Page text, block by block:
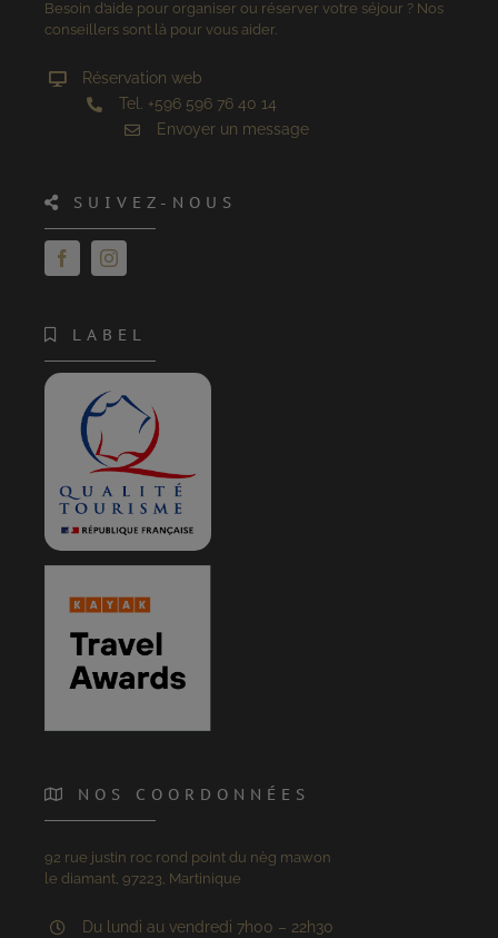
Besoin d’aide pour organiser ou réserver votre séjour ? Nos
conseillers sont là pour vous aider.
Réservation web
Tel. +596 596 76 40 14
Envoyer un message
SUIVEZ-NOUS
LABEL
NOS COORDONNÉES
92 rue justin roc rond point du nèg mawon
le diamant, 97223, Martinique
Du lundi au vendredi 7h00 – 22h30